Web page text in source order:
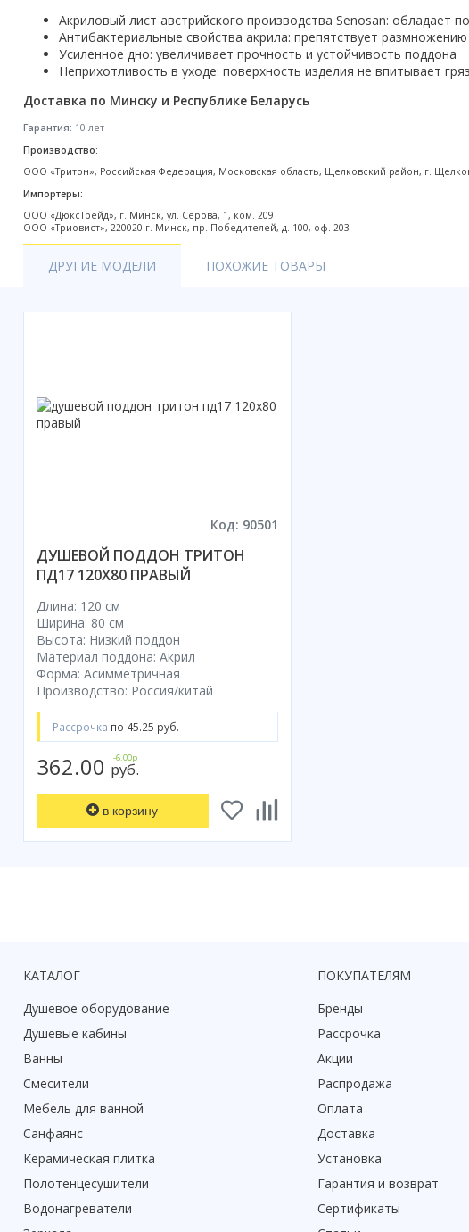
Готовые кухни
Акции
Акриловый лист австрийского производства Senosan:
Антибактериальные свойства акрила: препятствует
Усиленное дно: увеличивает прочность и устойчивость поддона
Неприхотливость в уходе: поверхность изделия не впитывает
Доставка по Минску и Республике Беларусь
Гарантия: 10 лет
Производство:
ООО «Тритон», Российская Федерация, Московская область, Щелковский район, г.
Импортеры:
ООО «ДюксТрейд», г. Минск, ул. Серова, 1, ком. 209
ООО «Триовист», 220020 г. Минск, пр. Победителей, д. 100, оф. 203
ДРУГИЕ МОДЕЛИ ПОХОЖИЕ ТОВАРЫ
Код: 90501
ДУШЕВОЙ ПОДДОН ТРИТОН
ПД17 120X80 ПРАВЫЙ
Длина: 120 см
Ширина: 80 см
Высота: Низкий поддон
Материал поддона: Акрил
Форма: Асимметричная
Производство: Россия/китай
Рассрочка по 45.25 руб.
362.00 руб.
-6.00р
в корзину
КАТАЛОГ
Душевое оборудование
Душевые кабины
Ванны
Смесители
Мебель для ванной
Санфаянс
Керамическая плитка
Полотенцесушители
Водонагреватели
ПОКУПАТЕЛЯМ
Бренды
Рассрочка
Акции
Распродажа
Оплата
Доставка
Установка
Гарантия и возврат
Сертификаты